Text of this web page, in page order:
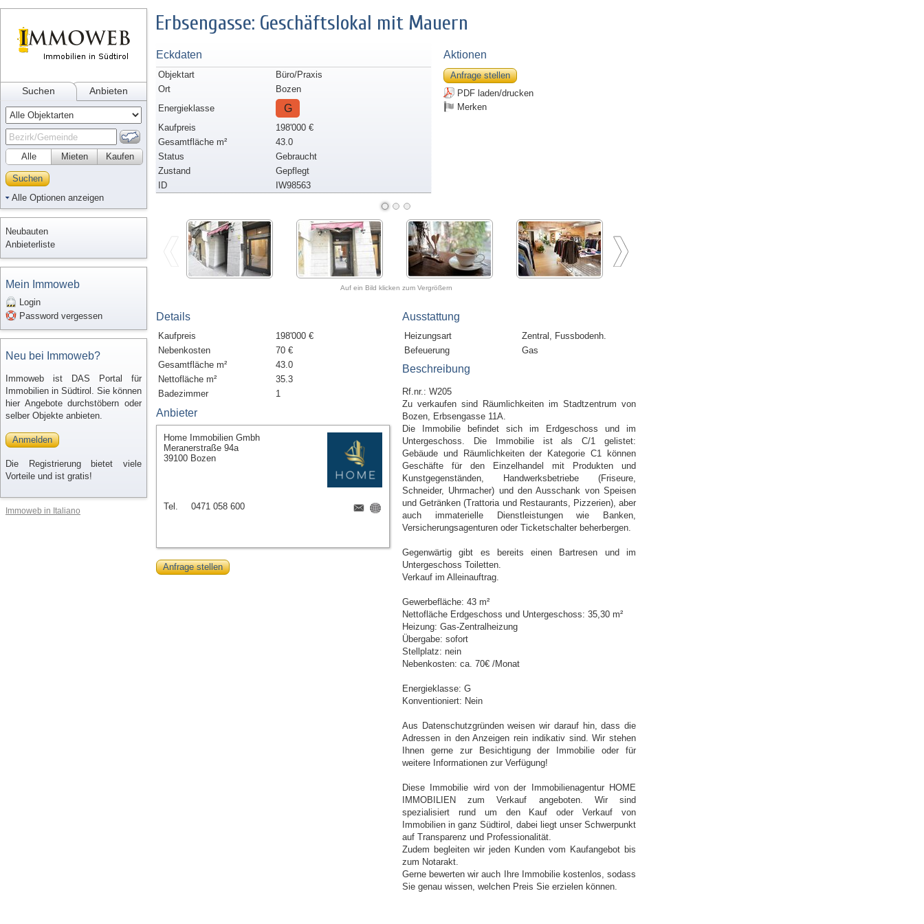
Suchen Anbieten
Alle Kaufen
Mieten
Suchen
Alle Optionen anzeigen
Neubauten
Anbieterliste
Mein Immoweb
Login
Password vergessen
Neu bei Immoweb?
Immoweb ist DAS Portal für
Immobilien in Südtirol. Sie können
hier Angebote durchstöbern oder
selber Objekte anbieten.
Anmelden
Die Registrierung bietet viele
Vorteile und ist gratis!
Immoweb in Italiano
Erbsengasse: Geschäftslokal mit Mauern
Eckdaten
Objektart
Büro/Praxis
Ort
Bozen
Energieklasse
G
Kaufpreis
198'000 €
Gesamtfläche m²
43.0
Status
Gebraucht
Zustand
Gepflegt
ID
IW98563
Aktionen
Anfrage stellen
PDF laden/drucken
Merken
Auf ein Bild klicken zum Vergrößern
Details
Kaufpreis
198'000 €
Nebenkosten
70 €
Gesamtfläche m²
43.0
Nettofläche m²
35.3
Badezimmer
1
Ausstattung
Heizungsart
Zentral, Fussbodenh.
Befeuerung
Gas
Beschreibung
Rf.nr.: W205
Zu verkaufen sind Räumlichkeiten im Stadtzentrum von
Bozen, Erbsengasse 11A.
Die Immobilie befindet sich im Erdgeschoss und im
Untergeschoss. Die Immobilie ist als C/1 gelistet:
Gebäude und Räumlichkeiten der Kategorie C1 können
Geschäfte für den Einzelhandel mit Produkten und
Kunstgegenständen, Handwerksbetriebe (Friseure,
Schneider, Uhrmacher) und den Ausschank von Speisen
und Getränken (Trattoria und Restaurants, Pizzerien), aber
auch immaterielle Dienstleistungen wie Banken,
Versicherungsagenturen oder Ticketschalter beherbergen.
Gegenwärtig gibt es bereits einen Bartresen und im
Untergeschoss Toiletten.
Verkauf im Alleinauftrag.
Gewerbefläche: 43 m²
Nettofläche Erdgeschoss und Untergeschoss: 35,30 m²
Heizung: Gas-Zentralheizung
Übergabe: sofort
Stellplatz: nein
Nebenkosten: ca. 70€ /Monat
Energieklasse: G
Konventioniert: Nein
Aus Datenschutzgründen weisen wir darauf hin, dass die
Adressen in den Anzeigen rein indikativ sind. Wir stehen
Ihnen gerne zur Besichtigung der Immobilie oder für
weitere Informationen zur Verfügung!
Diese Immobilie wird von der Immobilienagentur HOME
IMMOBILIEN zum Verkauf angeboten. Wir sind
spezialisiert rund um den Kauf oder Verkauf von
Immobilien in ganz Südtirol, dabei liegt unser Schwerpunkt
auf Transparenz und Professionalität.
Zudem begleiten wir jeden Kunden vom Kaufangebot bis
zum Notarakt.
Gerne bewerten wir auch Ihre Immobilie kostenlos, sodass
Sie genau wissen, welchen Preis Sie erzielen können.
Anbieter
Home Immobilien Gmbh
Meranerstraße 94a
39100 Bozen
Tel. 0471 058 600
Anfrage stellen